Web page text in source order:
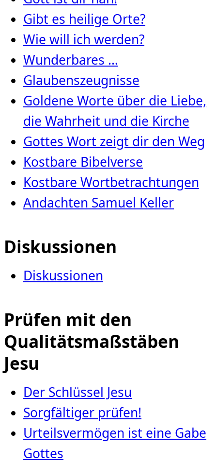
Gibt es heilige Orte?
Wie will ich werden?
Wunderbares …
Glaubenszeugnisse
Goldene Worte über die Liebe,
die Wahrheit und die Kirche
Gottes Wort zeigt dir den Weg
Kostbare Bibelverse
Kostbare Wortbetrachtungen
Andachten Samuel Keller
Diskussionen
Diskussionen
Prüfen mit den
Qualitätsmaßstäben
Jesu
Der Schlüssel Jesu
Sorgfältiger prüfen!
Urteilsvermögen ist eine Gabe
Gottes